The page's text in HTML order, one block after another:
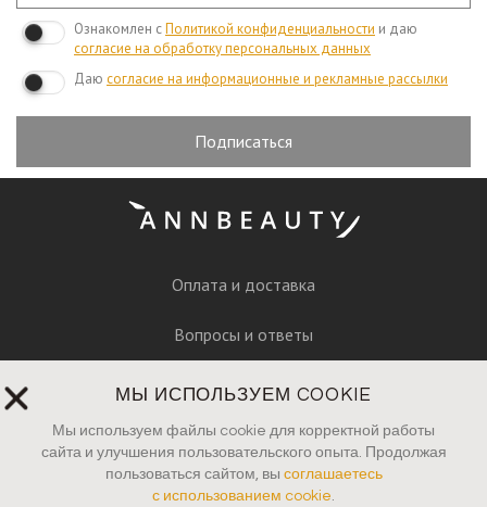
Ознакомлен сПолитикой конфиденциальности и даю
согласие на обработку персональных данных
Даю согласие на информационные и рекламные рассылки
Подписаться
Оплата и доставка
Вопросы и ответы
Руководство по уходу
Пресса
Контакты
МЫ ИСПОЛЬЗУЕМ COOKIE
Мы используем файлы cookie для корректной работы
сайта и улучшения пользовательского опыта. Продолжая
пользоваться сайтом, вы соглашаетесь
с использованием cookie.